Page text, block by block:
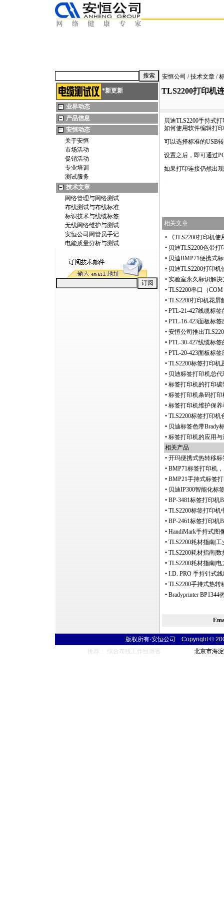
*新更新
业界动态
产品信息
安恒动态
关于安恒
市场活动
促销活动
专业培训
测试服务
技术文章
网络管理与网络测试
布线测试与布线标准
标识技术与线缆标签
无线网络维护与测试
安恒公司网管员手记
电能质量分析与测试
安恒公司 /技术文章 /
TLS2200打印机
贝迪TLS2200手持式打
如何使用软件编辑打
可以选择标准的USB
设置之后，即可通过
如果打印连接仍然出
https://anheng.com.cn/news/html/labeling_wiremark/1701.html
相关文章
•
《TLS2200打印机
• 贝迪TLS2200色带
• 贝迪BMP71便携式
• 贝迪TLS2200打印机
• 实验室永久标识解决
• TLS2200串口（
• TLS2200打印机花屏
• PTL-21-427线缆标
• PTL-16-423面板标
• 安恒公司推出
• PTL-30-427线缆标
• PTL-20-423面板标
• TLS2200标签打印机
• 贝迪标签打印机总
• 标签打印机的打印
• 标签打印机条码打
• 标签打印机维护保养
• TLS2200标签打印机
• 贝迪标签色带Brady
• 标签打印机的应用
相关产品
• 开玛便携式热转移标
• BMP71标签打印机
• BMP21手持式标签
• 贝迪IP300智能化标
• BP-3481标签打印机
• TLS2200标签打印机
• BP-2461标签打印机
• HandiMark手持式图
• TLS2200耗材指南|
• TLS2200耗材指南|
• TLS2200耗材指南|
• I.D. PRO 手持针式
• TLS2200手持式热
• Bradyprinter
版权所有·安恒公司 Copyright ©
推荐： 综合布线工作组博客 北京市海淀